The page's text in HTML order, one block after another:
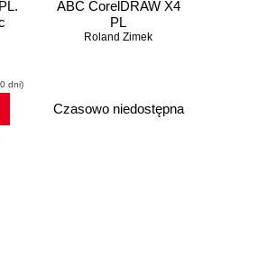
dni)
ABC CorelDRAW X4
PL
Roland Zimek
Czasowo niedostępna